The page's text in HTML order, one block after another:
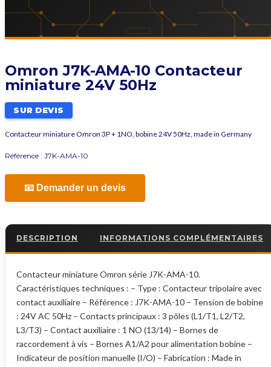
Omron J7K-AMA-10 Contacteur
miniature 24V 50Hz
SUR DEVIS
Contacteur miniature Omron 3P + 1NO, bobine 24V 50Hz, made in Germany
Référence : J7K-AMA-10
📧 Demander un devis
DESCRIPTION INFORMATIONS COMPLÉMENTAIRES
Contacteur miniature Omron série J7K-AMA-10.
Caractéristiques techniques : – Type : Contacteur tripolaire avec
contact auxiliaire – Référence : J7K-AMA-10 – Tension de bobine
: 24V AC 50Hz – Contacts principaux : 3 pôles (L1/T1, L2/T2,
L3/T3) – Contact auxiliaire : 1 NO (13/14) – Bornes de
raccordement à vis – Bornes A1/A2 pour alimentation bobine –
Indicateur de position manuelle (I/O) – Fabrication : Made in